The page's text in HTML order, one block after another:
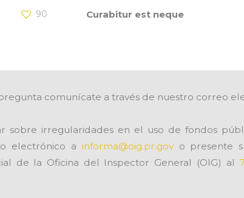
90 Curabitur est neque
comunícate a través de nuestro correo
sobre irregularidades en el uso de fondos
electrónico a informa@oig.pr.govo presente
de la Oficina del Inspector General (OIG) al